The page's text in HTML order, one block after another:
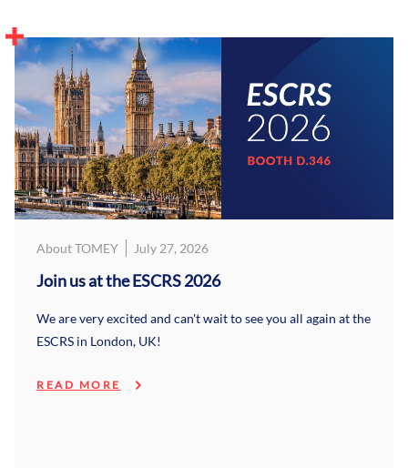
About TOMEY July 27, 2026
Join us at the ESCRS 2026
We are very excited and can't wait to see you all again at the
ESCRS in London, UK!
READ MORE